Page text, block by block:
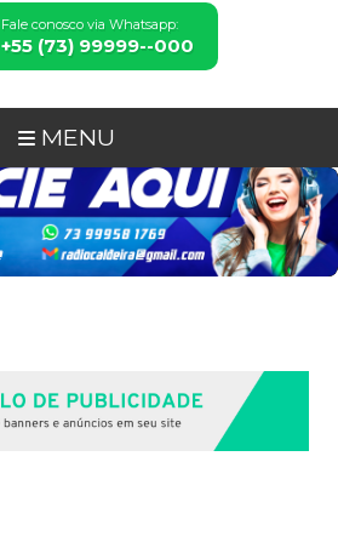
Fale conosco via Whatsapp:
+55 (73) 99999--000
MENU